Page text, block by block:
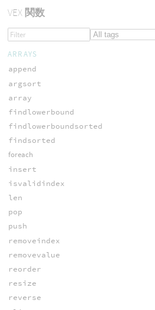
VEX関数
ARRAYS
append
argsort
array
findlowerbound
findlowerboundsorted
findsorted
foreach
insert
isvalidindex
len
pop
push
removeindex
removevalue
reorder
resize
reverse